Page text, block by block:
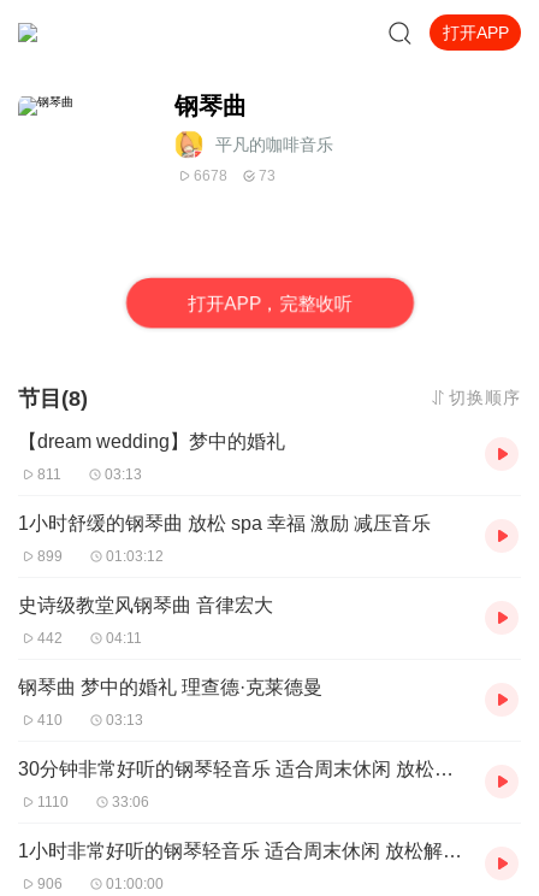
打开APP
钢琴曲
平凡的咖啡音乐
6678 73
打开APP，完整收听
节目(8) 切换顺序
【dream wedding】梦中的婚礼
811 03:13
1小时舒缓的钢琴曲 放松 spa 幸福 激励 减压音乐
899 01:03:12
史诗级教堂风钢琴曲 音律宏大
442 04:11
钢琴曲 梦中的婚礼 理查德·克莱德曼
410 03:13
30分钟非常好听的钢琴轻音乐 适合周末休闲 放松解压 安静看书时听
1110 33:06
1小时非常好听的钢琴轻音乐 适合周末休闲 放松解压 安静看书时听 2
906 01:00:00